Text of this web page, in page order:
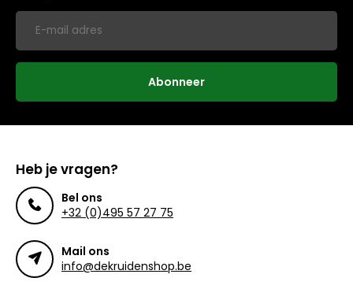
Abonneer
Heb je vragen?
Bel ons
+32 (0)495 57 27 75
Mail ons
info@dekruidenshop.be